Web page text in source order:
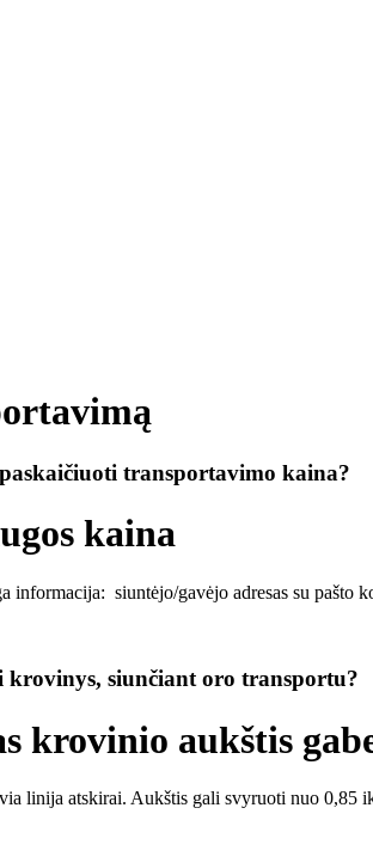
transportavimo kaina?
kaina
informacija: siuntėjo/gavėjo adresas su pašto
siunčiant oro transportu?
krovinio aukštis
linija atskirai. Aukštis gali svyruoti nuo 0,85